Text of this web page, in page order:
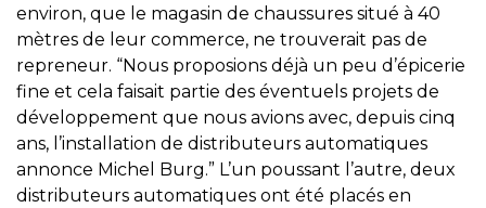
environ, que le magasin de chaussures situé à 40
mètres de leur commerce, ne trouverait pas de
repreneur. “Nous proposions déjà un peu d’épicerie
fine et cela faisait partie des éventuels projets de
développement que nous avions avec, depuis cinq
ans, l’installation de distributeurs automatiques
annonce Michel Burg.” L’un poussant l’autre, deux
distributeurs automatiques ont été placés en